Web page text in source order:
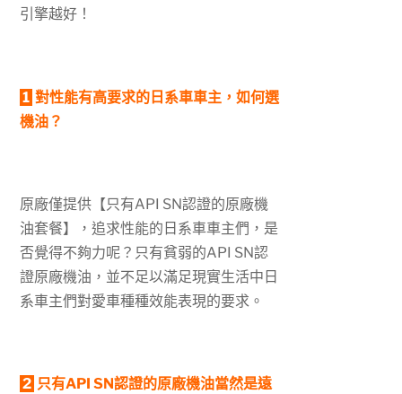
引擎越好！
1 對性能有高要求的日系車車主，如何選
機油？
原廠僅提供【只有API SN認證的原廠機
油套餐】，追求性能的日系車車主們，是
否覺得不夠力呢？只有貧弱的API SN認
證原廠機油，並不足以滿足現實生活中日
系車主們對愛車種種效能表現的要求。
2 只有API SN認證的原廠機油當然是遠